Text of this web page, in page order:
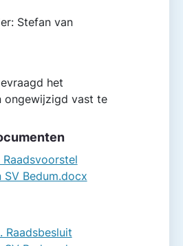
Stefan van
het
ongewijzigd vast te
Raadsvoorstel
SV Bedum.docx
Raadsbesluit